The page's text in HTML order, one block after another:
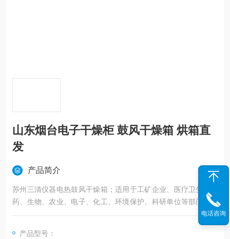
山东烟台电子干燥柜 鼓风干燥箱 烘箱直
发
产品简介
苏州三清仪器电热鼓风干燥箱；适用于工矿企业、医疗卫生、医
药、生物、农业、电子、化工、环境保护、科研单位等部门对物
品进行烘焙、干燥、溶解、消毒等用,
产品型号：
电话咨询